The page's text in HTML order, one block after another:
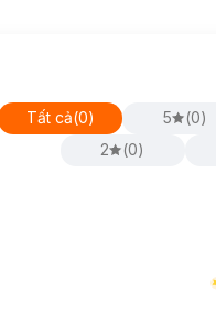
Tất cả(0) 5 (0)
2
(0)